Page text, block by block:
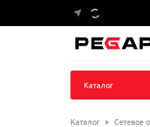
Каталог
Каталог Сетевое